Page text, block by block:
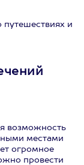
путешествиях и
возможность
местами
огромное
провести